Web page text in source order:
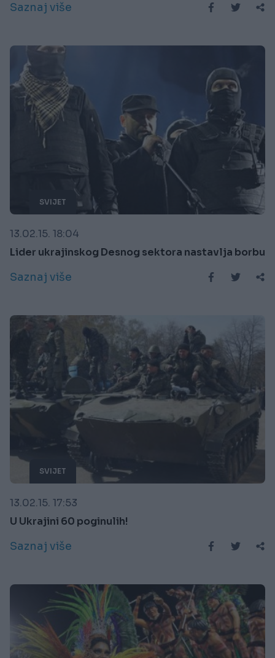
Saznaj više
SVIJET
13.02.15. 18:04
Lider ukrajinskog Desnog sektora nastavlja borbu
Saznaj više
SVIJET
13.02.15. 17:53
U Ukrajini 60 poginulih!
Saznaj više